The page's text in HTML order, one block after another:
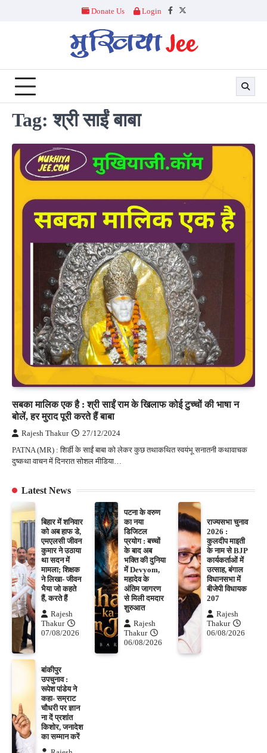
Donate Us Login
Facebook
Twitter
Tag:श्री साईं बाबा
सबका मालिक एक है : श्री साईं राम के खिलाफ कोई टुच्चों की भाषा न
बोलें, हर मुराद पूरी करते हैं बाबा
Rajesh Thakur 27/12/2024
PATNA (MR) : शिर्डी के साईं बाबा को लेकर कुछ तथाकथित स्वयंभू सनातनी कथावाचक
दुष्कथा वाचन में दिनरात सोशल मीडिया…
Latest News
बिहार में शनिवार
को अब हाफ डे,
एमएलसी जीवन
कुमार ने उठाया
था सदन में
मामला; शिक्षक
ने लिखा- जीवन
भैया जो कहते
हैं, करते हैं
Rajesh
Thakur
07/08/2026
पटना के वरुण
का नया
डिजिटल
प्रयोग : बच्चों
के बाद अब
भक्ति की दुनिया
में Devyom,
महादेव के
अंतिम जागरण
से मिली दमदार
शुरुआत
Rajesh
Thakur
06/08/2026
राज्यसभा चुनाव
2026 :
कुलदीप माइती
के नाम से BJP
कार्यकर्ताओं में
उत्साह, बंगाल
विधानसभा में
बीजेपी विधायक
207
Rajesh
Thakur
06/08/2026
बांकीपुर
उपचुनाव :
रूपेश पांडेय ने
कहा- सम्राट
चौधरी पर ज्ञान
ना दें प्रशांत
किशोर, जनादेश
का सम्मान करें